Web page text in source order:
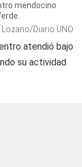
mendocino
Lozano/Diario UNO
atendió bajo
su actividad